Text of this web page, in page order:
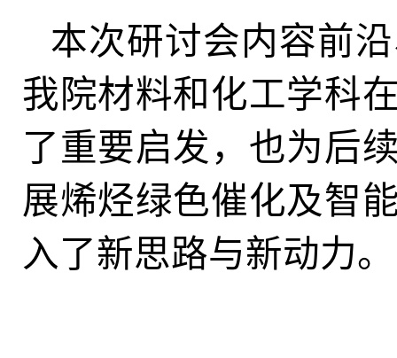
本次研讨会内容前
我院材料和化工学科
了重要启发，也为后
展烯烃绿色催化及智
入了新思路与新动力。